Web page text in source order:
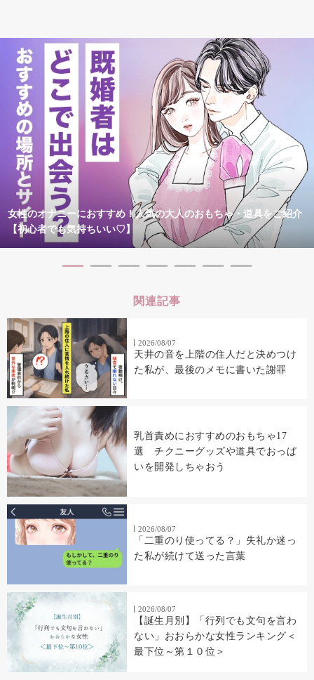
女性のオナニーにおすすめ！人気の大人のおもちゃ・道具をご紹介
【初心者でも気持ちいい♡】
関連記事
2026/08/07
天井の音を上階の住人だと決めつけ
た私が、最後のメモに書いた謝罪
乳首責めにおすすめのおもちゃ17
選 チクニーグッズや道具でおっぱ
いを開発しちゃおう
2026/08/07
「二重のり使ってる？」失礼か迷っ
た私が続けて送った言葉
2026/08/07
【誕生月別】「行列でも文句を言わ
ない」おおらかな女性ランキング＜
最下位～第１０位＞